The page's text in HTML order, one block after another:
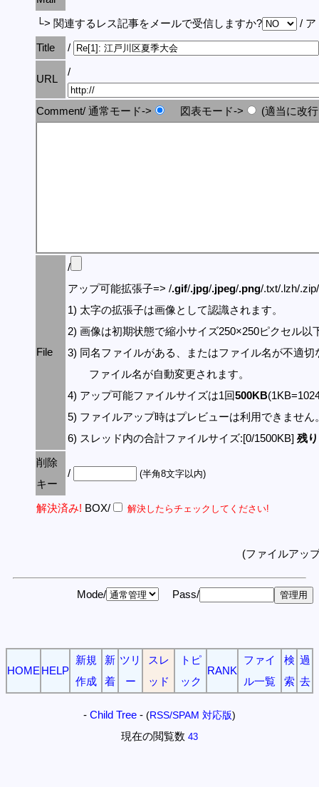
└> 関連するレス記事をメールで受信しますか?
/ ア
Title
/
URL
/
Comment/ 通常モード-> 図表モード-> (適当に改
File
/
アップ可能拡張子=> /.gif/.jpg/.jpeg/.png/.txt/.lzh/
1) 太字の拡張子は画像として認識されます。
2) 画像は初期状態で縮小サイズ250×250ピクセル以
3) 同名ファイルがある、またはファイル名が不適切
ファイル名が自動変更されます。
4) アップ可能ファイルサイズは1回500KB
5) ファイルアップ時はプレビューは利用できません
6) スレッド内の合計ファイルサイズ:[0/1500KB] 残
削除
キー
/ (半角8文字以内)
解決済み! BOX/ 解決したらチェックしてください!
(ファイルアッ
Mode/ Pass/
HOME HELP
新規
作成
新
着
ツリ
ー
スレ
ッド
トピ
ック
RANK
ファイ
ル一覧
検
索
過
去
- Child Tree - (RSS/SPAM 対応版)
現在の閲覧数 43